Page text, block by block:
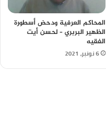
المحاكم العرفية ودحض أسطورة
الظهير البربري – لحسن أيت
الفقيه
6 نونبر، 2021